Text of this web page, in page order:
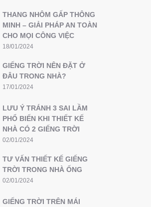
THANG NHÔM GẤP THÔNG
MINH – GIẢI PHÁP AN TOÀN
CHO MỌI CÔNG VIỆC
18/01/2024
GIẾNG TRỜI NÊN ĐẶT Ở
ĐÂU TRONG NHÀ?
17/01/2024
LƯU Ý TRÁNH 3 SAI LẦM
PHỔ BIẾN KHI THIẾT KẾ
NHÀ CÓ 2 GIẾNG TRỜI
02/01/2024
TƯ VẤN THIẾT KẾ GIẾNG
TRỜI TRONG NHÀ ỐNG
02/01/2024
GIẾNG TRỜI TRÊN MÁI